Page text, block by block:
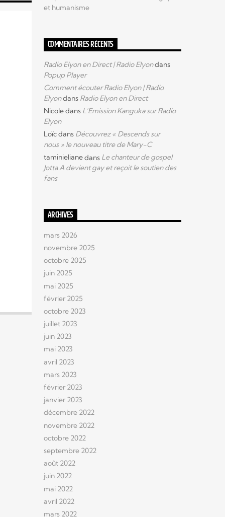
et humanisme
COMMENTAIRES RÉCENTS
Radio Elyon en Direct | Radio Elyondans
Popup Player
Comment écouter Radio Elyon | Radio
Elyondans Radio Elyon en Direct
Nicoledans L’Emission Kanguka sur Radio
Elyon
Loïcdans Découvrez « Descends sur
nous » le nouveau titre de Mary-C
taminielianedans Le chanteur de gospel
Jotta A devient gay et reçoit le soutien des
fans
ARCHIVES
mars 2026
novembre 2025
octobre 2025
juin 2025
mai 2025
février 2025
octobre 2023
juillet 2023
juin 2023
mai 2023
avril 2023
mars 2023
février 2023
janvier 2023
décembre 2022
novembre 2022
octobre 2022
septembre 2022
août 2022
juin 2022
mai 2022
avril 2022
mars 2022